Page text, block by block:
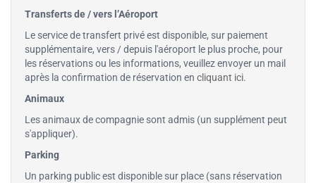
Transferts de / vers l’Aéroport
Le service de transfert privé est disponible, sur paiement
supplémentaire, vers / depuis l'aéroport le plus proche, pour
les réservations ou les informations, veuillez envoyer un mail
après la confirmation de réservation en cliquant ici.
Animaux
Les animaux de compagnie sont admis (un supplément peut
s'appliquer).
Parking
Un parking public est disponible sur place (sans réservation